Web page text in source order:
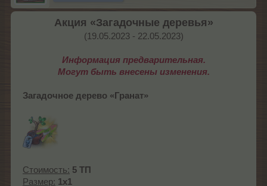
Акция «Загадочные деревья»
(19.05.2023 - 22.05.2023)​
Информация предварительная.
Могут быть внесены изменения.
Загадочное дерево «Гранат»
Стоимость: 5 ТП
Размер: 1x1